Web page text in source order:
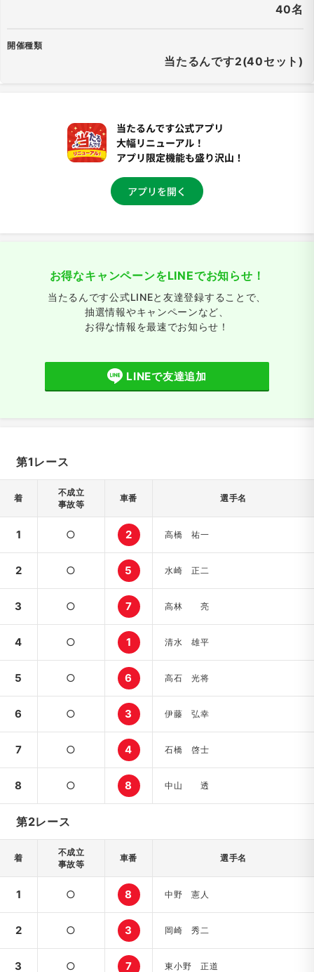
40名
開催種類
当たるんです2(40セット)
お得なキャンペーンをLINEでお知らせ！
当たるんです公式LINEと友達登録することで、
抽選情報やキャンペーンなど、
お得な情報を最速でお知らせ！
LINEで友達追加
第1レース
着
不成立
事故等
車番 選手名
1 ○ 2 高橋 祐一
2 ○ 5 水崎 正二
3 ○ 7 高林 亮
4 ○ 1 清水 雄平
5 ○ 6 高石 光将
6 ○ 3 伊藤 弘幸
7 ○ 4 石橋 啓士
8 ○ 8 中山 透
第2レース
着
不成立
事故等
車番 選手名
1 ○ 8 中野 憲人
2 ○ 3 岡崎 秀二
3 ○ 7 東小野 正道